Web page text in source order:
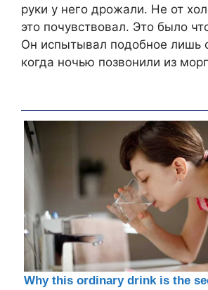
руки у него дрожали. Не от
это почувствовал. Это было
Он испытывал подобное
когда ночью позвонили из